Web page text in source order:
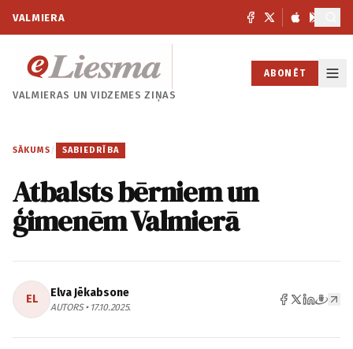
VALMIERA
VALMIERAS UNVIDZEMES ZIŅAS
ABONĒT
SĀKUMS / SABIEDRĪBA
Atbalsts bērniem un
ģimenēm Valmierā
EL Elva Jēkabsone
AUTORS • 17.10.2025.